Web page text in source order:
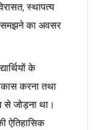
स्थापत्य
समझने का अवसर
के
करना तथा
से जोड़ना था।
ऐतिहासिक